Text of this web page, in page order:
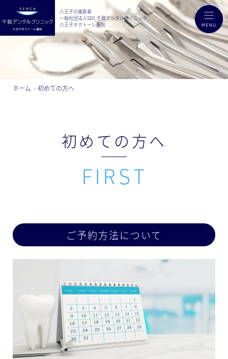
八王子の歯医者
一般社団法人SDC 千賀デンタルクリニック
八王子オクトーレ医院
ホーム 初めての方へ
初めての方へ
ご予約方法について